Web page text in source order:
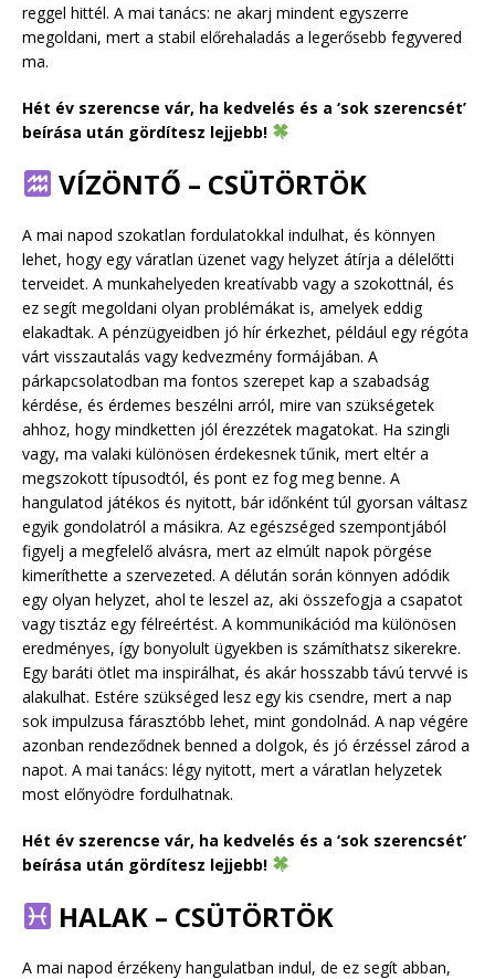
reggel hittél. A mai tanács: ne akarj mindent egyszerre
megoldani, mert a stabil előrehaladás a legerősebb fegyvered
ma.
Hét év szerencse vár, ha kedvelés és a ‘sok szerencsét’
beírása után gördítesz lejjebb!
VÍZÖNTŐ – CSÜTÖRTÖK
A mai napod szokatlan fordulatokkal indulhat, és könnyen
lehet, hogy egy váratlan üzenet vagy helyzet átírja a délelőtti
terveidet. A munkahelyeden kreatívabb vagy a szokottnál, és
ez segít megoldani olyan problémákat is, amelyek eddig
elakadtak. A pénzügyeidben jó hír érkezhet, például egy régóta
várt visszautalás vagy kedvezmény formájában. A
párkapcsolatodban ma fontos szerepet kap a szabadság
kérdése, és érdemes beszélni arról, mire van szükségetek
ahhoz, hogy mindketten jól érezzétek magatokat. Ha szingli
vagy, ma valaki különösen érdekesnek tűnik, mert eltér a
megszokott típusodtól, és pont ez fog meg benne. A
hangulatod játékos és nyitott, bár időnként túl gyorsan váltasz
egyik gondolatról a másikra. Az egészséged szempontjából
figyelj a megfelelő alvásra, mert az elmúlt napok pörgése
kimeríthette a szervezeted. A délután során könnyen adódik
egy olyan helyzet, ahol te leszel az, aki összefogja a csapatot
vagy tisztáz egy félreértést. A kommunikációd ma különösen
eredményes, így bonyolult ügyekben is számíthatsz sikerekre.
Egy baráti ötlet ma inspirálhat, és akár hosszabb távú tervvé is
alakulhat. Estére szükséged lesz egy kis csendre, mert a nap
sok impulzusa fárasztóbb lehet, mint gondolnád. A nap végére
azonban rendeződnek benned a dolgok, és jó érzéssel zárod a
napot. A mai tanács: légy nyitott, mert a váratlan helyzetek
most előnyödre fordulhatnak.
Hét év szerencse vár, ha kedvelés és a ‘sok szerencsét’
beírása után gördítesz lejjebb!
HALAK – CSÜTÖRTÖK
A mai napod érzékeny hangulatban indul, de ez segít abban,